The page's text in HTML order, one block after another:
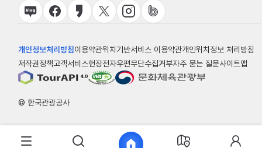
개인정보처리방침이용약관위치기반서비스 이용약관개인위치정보 처리방침
저작권정책고객서비스헌장전자우편무단수집거부자주 묻는 질문사이트맵
© 한국관광공사